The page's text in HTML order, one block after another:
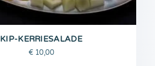
KIP-KERRIESALADE
€ 10,00